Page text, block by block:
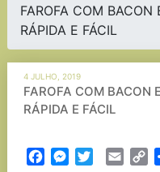
FAROFA COM BACON
RÁPIDA E FÁCIL
4 JULHO, 2019
FAROFA COM BACON
RÁPIDA E FÁCIL
FacebookMessenger
TwitterEmail